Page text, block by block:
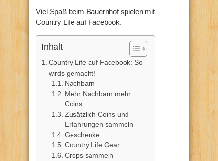
Viel Spaß beim Bauernhof spielen mit
Country Life auf Facebook.
Inhalt
Country Life auf Facebook: So
wirds gemacht!
Nachbarn
Mehr Nachbarn mehr
Coins
Zusätzlich Coins und
Erfahrungen sammeln
Geschenke
Country Life Gear
Crops sammeln